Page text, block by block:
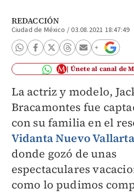
REDACCIÓN
Ciudad de México /03.08.2021 18:47:49
Únete al canal de
La actriz y modelo,
Bracamontes fue
con su familia en el
Vidanta Nuevo Vallarta
donde gozó de unas
espectaculares
como lo pudimos